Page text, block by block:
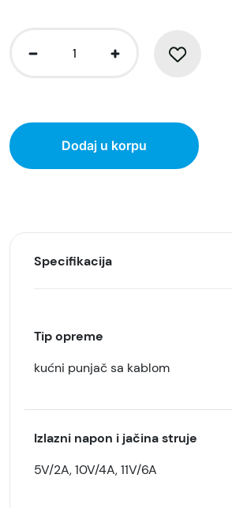
Dodaj u korpu
Specifikacija
Tip opreme
kućni punjač sa kablom
Izlazni napon i jačina struje
5V/2A, 10V/4A, 11V/6A